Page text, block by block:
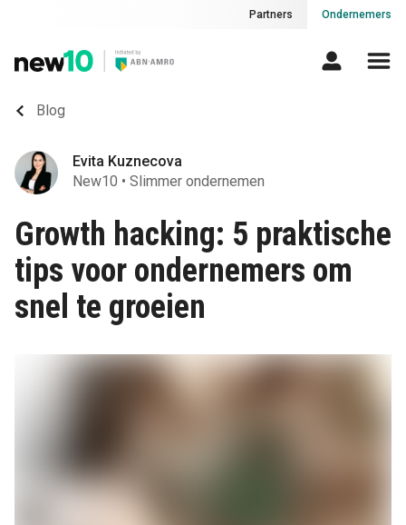
Partners Ondernemers
Blog
Evita Kuznecova
New10 • Slimmer ondernemen
Growth hacking: 5 praktische
tips voor ondernemers om
snel te groeien